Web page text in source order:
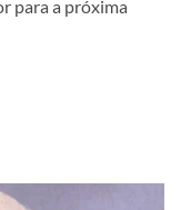
para a próxima